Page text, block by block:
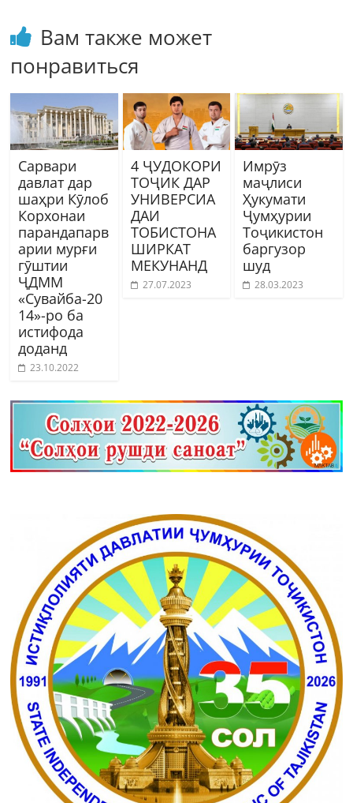
Вам также может
понравиться
Сарвари
давлат дар
шаҳри Кӯлоб
Корхонаи
парандапарв
арии мурғи
гӯштии
ҶДММ
«Сувайба-20
14»-ро ба
истифода
доданд
23.10.2022
4 ҶУДОКОРИ
ТОҶИК ДАР
УНИВЕРСИА
ДАИ
ТОБИСТОНА
ШИРКАТ
МЕКУНАНД
27.07.2023
Имрӯз
маҷлиси
Ҳукумати
Ҷумҳурии
Тоҷикистон
баргузор
шуд
28.03.2023